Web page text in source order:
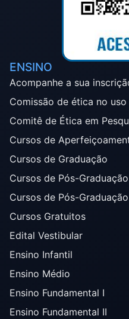
ENSINO
Acompanhe a sua
Comissão de ética no uso
Comitê de Ética em
Cursos de
Cursos de Graduação
Cursos de Pós-Graduação
Cursos de Pós-
Cursos Gratuitos
Edital Vestibular
Ensino Infantil
Ensino Médio
Ensino Fundamental I
Ensino Fundamental II